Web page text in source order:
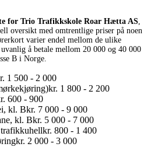
for Trio Trafikkskole Roar Hætta AS,
oversikt med omtrentlige priser på noen
varier endel mellom de ulike
å betale mellom 20 000 og 40 000
B i Norge.
1 500 - 2 000
kr. 1 800 - 2 200
600 - 900
kl. Bkr. 7 000 - 9 000
kl. Bkr. 5 000 - 7 000
kr. 800 - 1 400
kr. 2 000 - 3 000